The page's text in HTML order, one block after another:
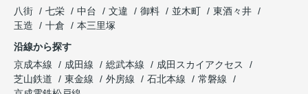
八街
七栄 中台 文違 御料 並木町
東酒々井
玉造
十倉
本三里塚
沿線から探す
京成本線
成田線 総武本線
成田スカイアクセス
芝山鉄道
東金線 外房線 石北本線
常磐線